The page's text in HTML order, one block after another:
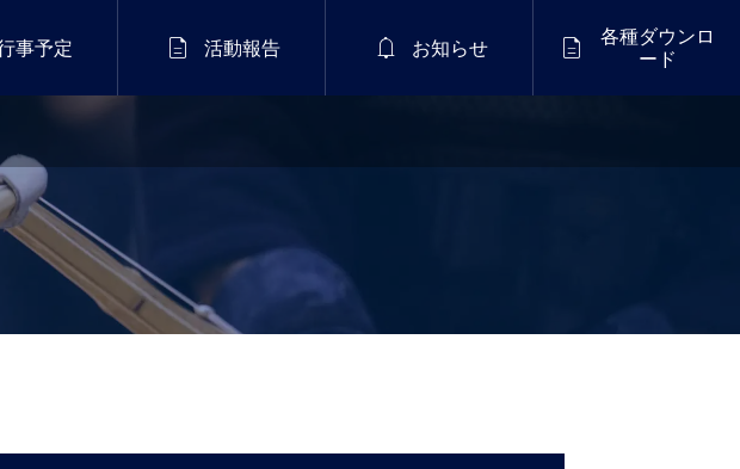
事予定  活動報告  お知らせ 
各種ダウンロ
ード
8月11日（火）
講習会 ｜2026